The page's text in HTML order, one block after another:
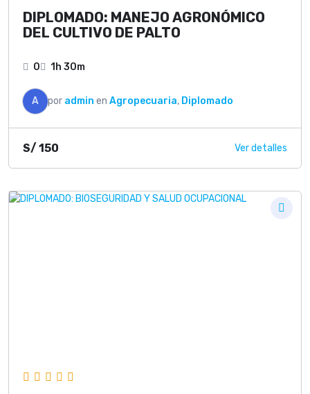
DIPLOMADO: MANEJO AGRONÓMICO
DEL CULTIVO DE PALTO
0 1h 30m
A por admin en Agropecuaria, Diplomado
S/ 150 Ver detalles